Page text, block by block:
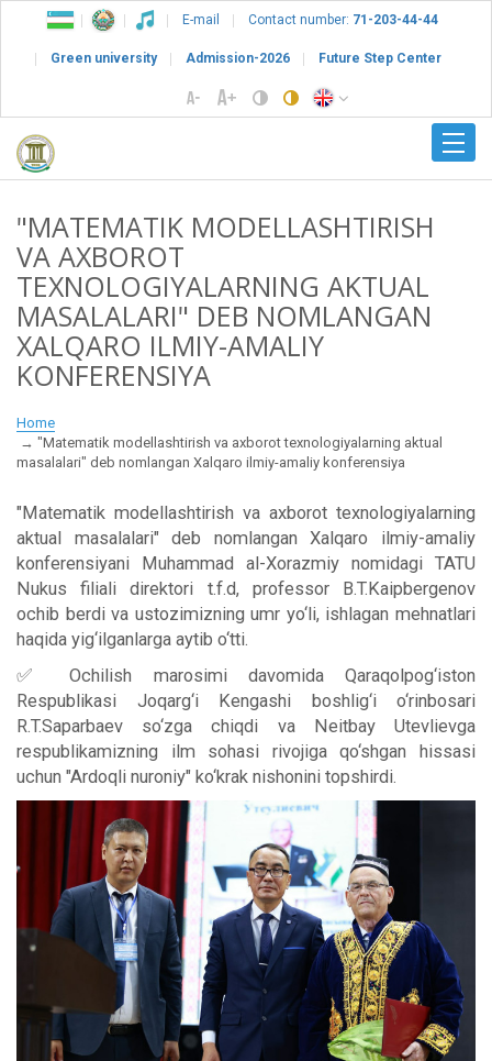
E-mail Contact number: 71-203-44-44
Green university Admission-2026 Future Step Center
"MATEMATIK MODELLASHTIRISH
VA AXBOROT
TEXNOLOGIYALARNING AKTUAL
MASALALARI" DEB NOMLANGAN
XALQARO ILMIY-AMALIY
KONFERENSIYA
Home
"Matematik modellashtirish va axborot texnologiyalarning aktual
masalalari" deb nomlangan Xalqaro ilmiy-amaliy konferensiya
"Matematik modellashtirish va axborot texnologiyalarning
aktual masalalari" deb nomlangan Xalqaro ilmiy-amaliy
konferensiyani Muhammad al-Xorazmiy nomidagi TATU
Nukus filiali direktori t.f.d, professor B.T.Kaipbergenov
ochib berdi va ustozimizning umr yo‘li, ishlagan mehnatlari
haqida yig‘ilganlarga aytib o‘tti.
✅ Ochilish marosimi davomida Qaraqolpog‘iston
Respublikasi Joqarg‘i Kengashi boshlig‘i o‘rinbosari
R.T.Saparbaev so‘zga chiqdi va Neitbay Utevlievga
respublikamizning ilm sohasi rivojiga qo‘shgan hissasi
uchun "Ardoqli nuroniy" ko‘krak nishonini topshirdi.